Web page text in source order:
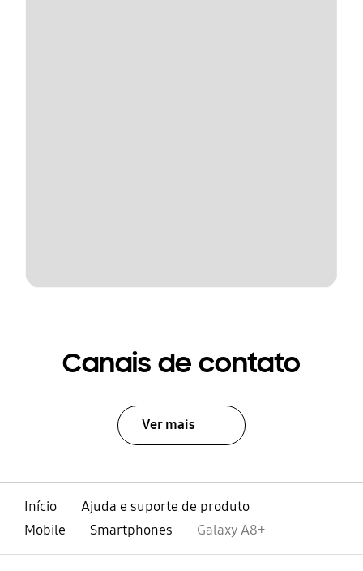
Canais de contato
Ver mais
Início
Ajuda e suporte de produto
Mobile
Smartphones Galaxy A8+